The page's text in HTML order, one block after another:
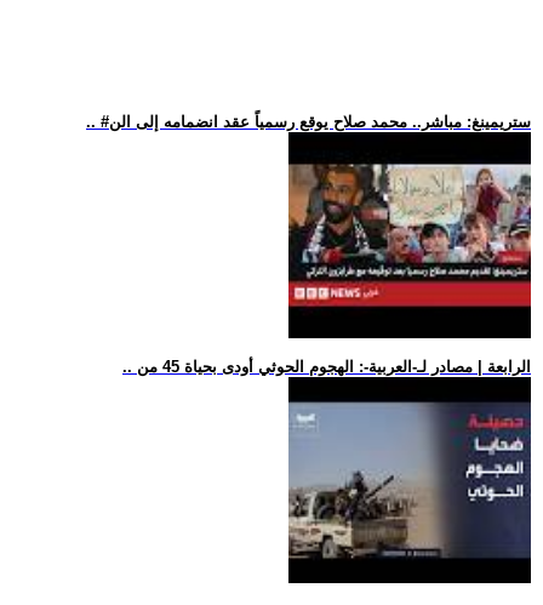
.. #ستريمينغ: مباشر.. محمد صلاح يوقع رسمياً عقد انضمامه إلى الن
.. الرابعة | مصادر لـ-العربية-: الهجوم الحوثي أودى بحياة 45 من